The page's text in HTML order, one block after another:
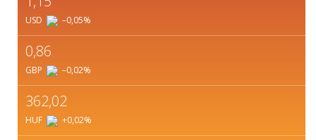
USD –0,05%
0,86
GBP –0,02%
362,02
HUF +0,02%